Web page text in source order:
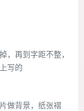
，再到字距不整，
写的
做背景，纸张褶